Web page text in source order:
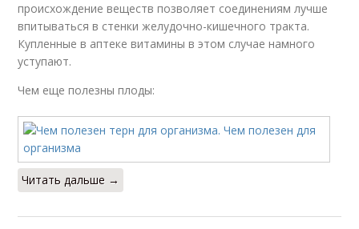
происхождение веществ позволяет соединениям лучше
впитываться в стенки желудочно-кишечного тракта.
Купленные в аптеке витамины в этом случае намного
уступают.
Чем еще полезны плоды:
Читать дальше →